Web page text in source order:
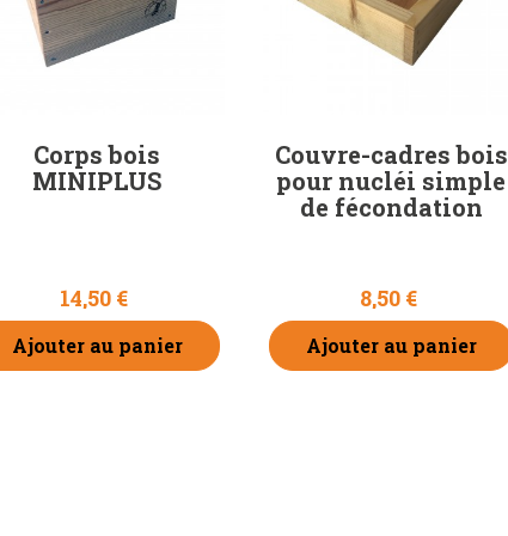
Corps bois
MINIPLUS
14,50 €
Ajouter au panier
Couvre-cadres bois
pour nucléi simple
de fécondation
8,50 €
Ajouter au panier